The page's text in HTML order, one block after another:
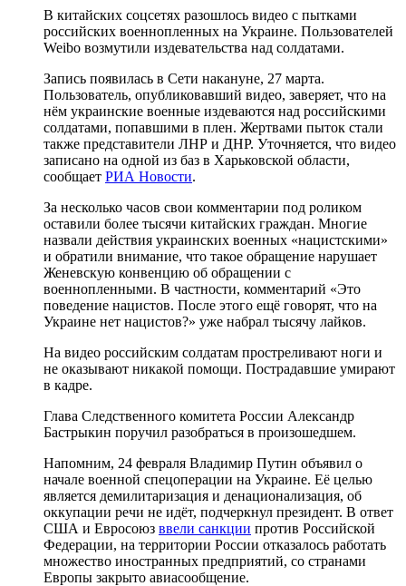
В китайских соцсетях разошлось видео с пытками
российских военнопленных на Украине. Пользователей
Weibo возмутили издевательства над солдатами.
Запись появилась в Сети накануне, 27 марта.
Пользователь, опубликовавший видео, заверяет, что на
нём украинские военные издеваются над российскими
солдатами, попавшими в плен. Жертвами пыток стали
также представители ЛНР и ДНР. Уточняется, что видео
записано на одной из баз в Харьковской области,
сообщает РИА Новости.
За несколько часов свои комментарии под роликом
оставили более тысячи китайских граждан. Многие
назвали действия украинских военных «нацистскими»
и обратили внимание, что такое обращение нарушает
Женевскую конвенцию об обращении с
военнопленными. В частности, комментарий «Это
поведение нацистов. После этого ещё говорят, что на
Украине нет нацистов?» уже набрал тысячу лайков.
На видео российским солдатам простреливают ноги и
не оказывают никакой помощи. Пострадавшие умирают
в кадре.
Глава Следственного комитета России Александр
Бастрыкин поручил разобраться в произошедшем.
Напомним, 24 февраля Владимир Путин объявил о
начале военной спецоперации на Украине. Её целью
является демилитаризация и денационализация, об
оккупации речи не идёт, подчеркнул президент. В ответ
США и Евросоюз ввели санкции против Российской
Федерации, на территории России отказалось работать
множество иностранных предприятий, со странами
Европы закрыто авиасообщение.